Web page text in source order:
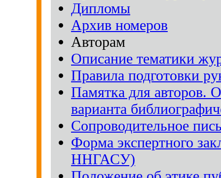
Дипломы
Архив номеров
Авторам
Описание тематики
Правила подготовки
Памятка для авторов.
варианта
Сопроводительное
Форма экспертного
ННГАСУ)